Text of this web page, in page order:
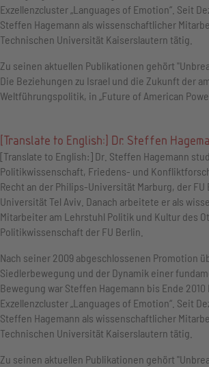
Exzellenzcluster „Languages of Emotion“. Seit
Steffen Hagemann als wissenschaftlicher
Technischen Universität Kaiserslautern tätig.
Zu seinen aktuellen Publikationen gehört
Die Beziehungen zu Israel und die Zukunft der
Weltführungspolitik, in „Future of American
[Translate to English:] Dr. Steffen
[Translate to English:] Dr. Steffen Hagemann
Politikwissenschaft, Friedens- und
Recht an der Philips-Universität Marburg, der FU
Universität Tel Aviv. Danach arbeitete er als
Mitarbeiter am Lehrstuhl Politik und Kultur des
Politikwissenschaft der FU Berlin.
Nach seiner 2009 abgeschlossenen Promotion
Siedlerbewegung und der Dynamik einer
Bewegung war Steffen Hagemann bis Ende
Exzellenzcluster „Languages of Emotion“. Seit
Steffen Hagemann als wissenschaftlicher
Technischen Universität Kaiserslautern tätig.
Zu seinen aktuellen Publikationen gehört